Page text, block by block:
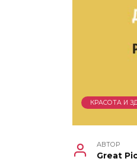
КРАСОТА И
АВТОР
Great